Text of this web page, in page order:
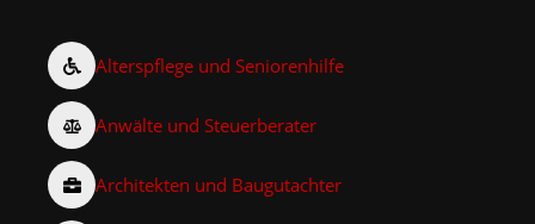
Alterspflege und Seniorenhilfe
Anwälte und Steuerberater
Architekten und Baugutachter